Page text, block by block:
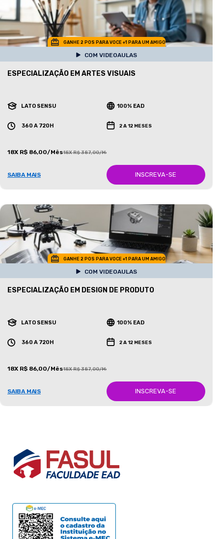
GANHE 2 POS PARA VOCE +1 PARA UM AMIGO
COM VIDEOAULAS
ESPECIALIZAÇÃO EM ARTES VISUAIS
LATO SENSU 100% EAD
360 A 720H 2 A 12 MESES
18X R$ 86,00/Mês18X R$ 387,00/Mês
SAIBA MAIS INSCREVA-SE
GANHE 2 POS PARA VOCE +1 PARA UM AMIGO
COM VIDEOAULAS
ESPECIALIZAÇÃO EM DESIGN DE PRODUTO
LATO SENSU 100% EAD
360 A 720H 2 A 12 MESES
18X R$ 86,00/Mês18X R$ 387,00/Mês
SAIBA MAIS INSCREVA-SE